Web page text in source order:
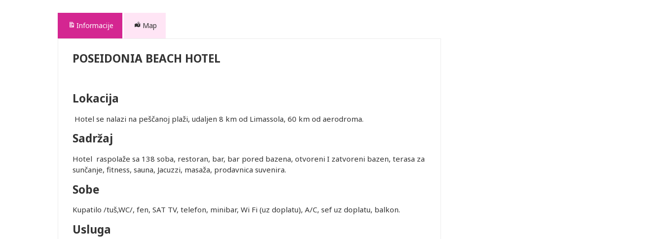
Informacije Map
POSEIDONIA BEACH HOTEL
Lokacija
Hotel se nalazi na peščanoj plaži, udaljen 8 km od Limassola, 60 km od aerodroma.
Sadržaj
Hotel raspolaže sa 138 soba, restoran, bar, bar pored bazena, otvoreni I zatvoreni bazen, terasa za
sunčanje, fitness, sauna, Jacuzzi, masaža, prodavnica suvenira.
Sobe
Kupatilo /tuš,WC/, fen, SAT TV, telefon, minibar, Wi Fi (uz doplatu), A/C, sef uz doplatu, balkon.
Usluga